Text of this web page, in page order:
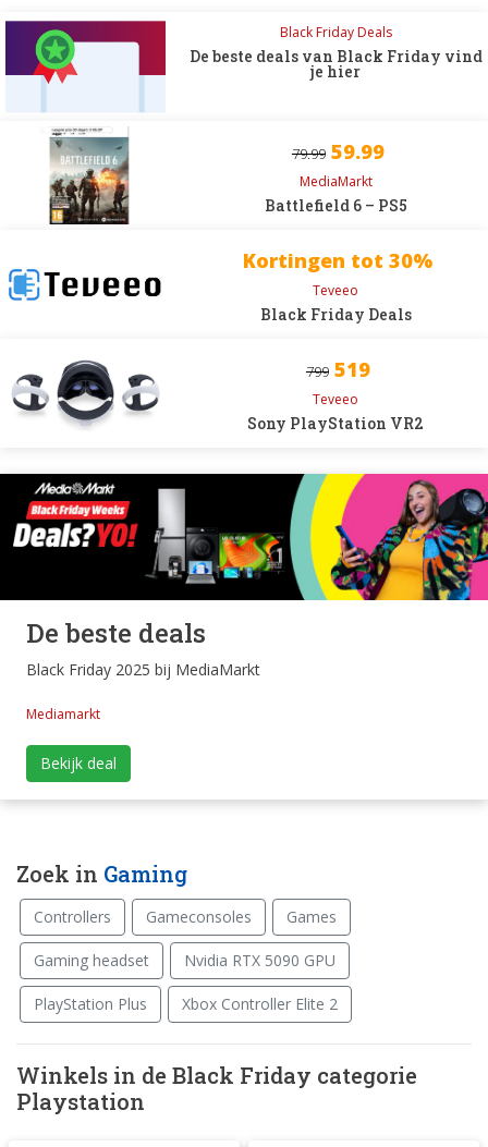
Black Friday Deals
De beste deals van Black Friday vind
je hier
79.99 59.99
MediaMarkt
Battlefield 6 – PS5
Kortingen tot 30%
Teveeo
Black Friday Deals
799 519
Teveeo
Sony PlayStation VR2
De beste deals
Black Friday 2025 bij MediaMarkt
Mediamarkt
Bekijk deal
Zoek in Gaming
Controllers Gameconsoles Games
Gaming headset Nvidia RTX 5090 GPU
PlayStation Plus Xbox Controller Elite 2
Winkels in de Black Friday categorie
Playstation